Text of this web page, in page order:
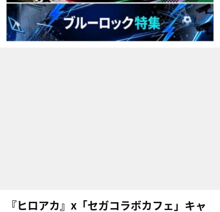
『ヒロアカ』x「セガコラボカフェ」キャ